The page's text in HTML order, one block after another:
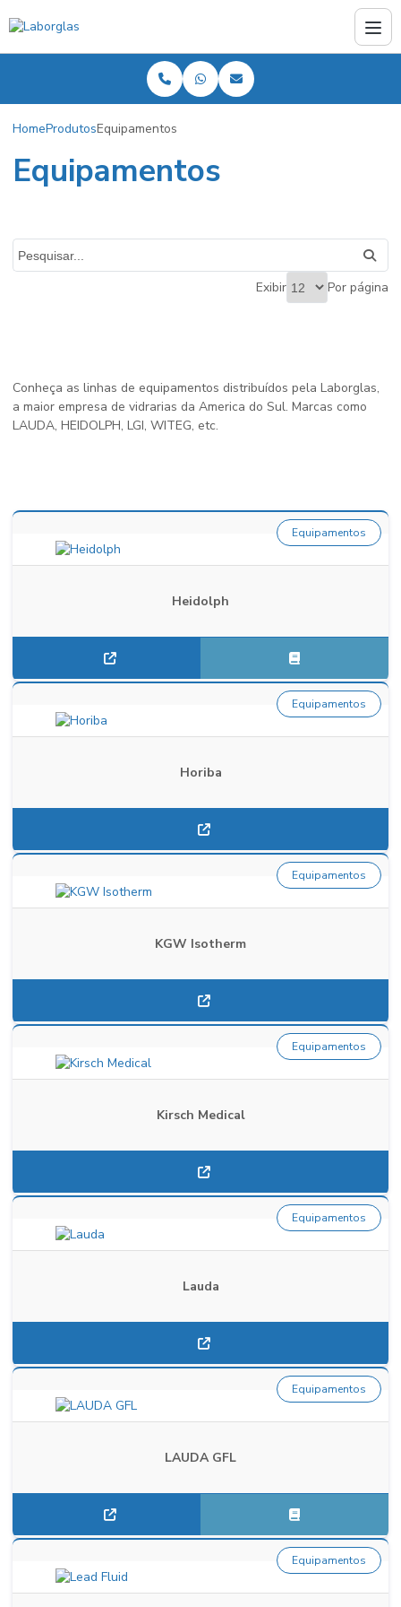
HomeProdutosEquipamentos
Equipamentos
Exibir Por página
Conheça as linhas de equipamentos distribuídos pela Laborglas,
a maior empresa de vidrarias da America do Sul. Marcas como
LAUDA, HEIDOLPH, LGI, WITEG, etc.
Heidolph
Equipamentos
Horiba
Equipamentos
KGW Isotherm
Equipamentos
Kirsch Medical
Equipamentos
Lauda
Equipamentos
LAUDA GFL
Equipamentos
Equipamentos